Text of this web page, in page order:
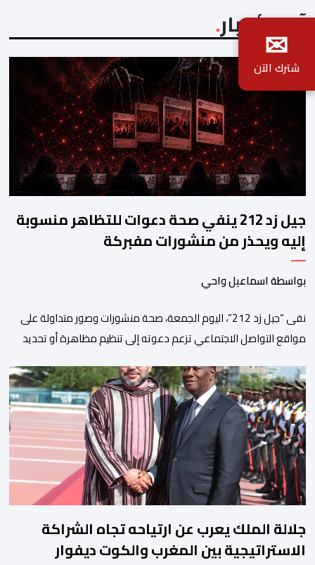
آخر الأخبار
جيل زد 212 ينفي صحة دعوات للتظاهر منسوبة
إليه ويحذر من منشورات مفبركة
بواسطة اسماعيل واحي
نفى “جيل زد 212”، اليوم الجمعة، صحة منشورات وصور متداولة على
مواقع التواصل الاجتماعي تزعم دعوته إلى تنظيم مظاهرة أو تحديد
القنوات الرسمية للمجموعة. وقال “جيل زد 212”، في بلاغ توضيحي، إنه
لم يصدر عن إدارته أو عن السيرفر الرسمي أي إعلان أو تنسيق […]
جلالة الملك يعرب عن ارتياحه تجاه الشراكة
الاستراتيجية بين المغرب والكوت ديفوار
✉
شترك الآن